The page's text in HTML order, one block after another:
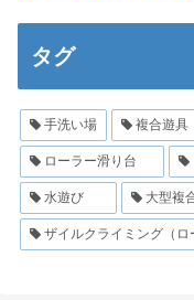
タグ
手洗い場 複合遊具
ローラー滑り台
水遊び 大型複
ザイルクライミング（ロ